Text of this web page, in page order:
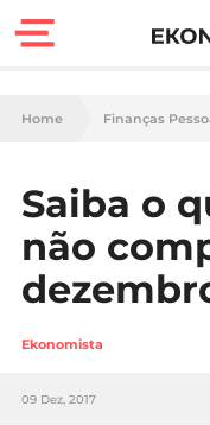
Finanças
Carreira
Casa
Lifestyle
Sociedade
Home Finanças
Saiba o
não
Ekonomista
09 Dez, 2017